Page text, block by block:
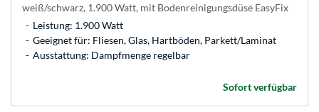
weiß/schwarz, 1.900 Watt, mit Bodenreinigungsdüse EasyFix
Leistung: 1.900 Watt
Geeignet für: Fliesen, Glas, Hartböden, Parkett/Laminat
Ausstattung: Dampfmenge regelbar
Sofort verfügbar